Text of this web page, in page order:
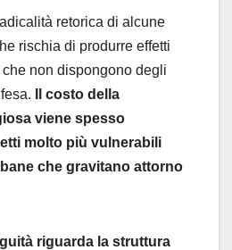
retorica di alcune
rischia di produrre effetti
non dispongono degli
Il costo della
viene spesso
molto più vulnerabili
che gravitano attorno
riguarda la struttura